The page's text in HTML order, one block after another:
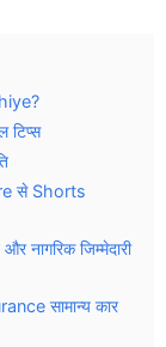
से Shorts
जिम्मेदारी
सामान्य कार